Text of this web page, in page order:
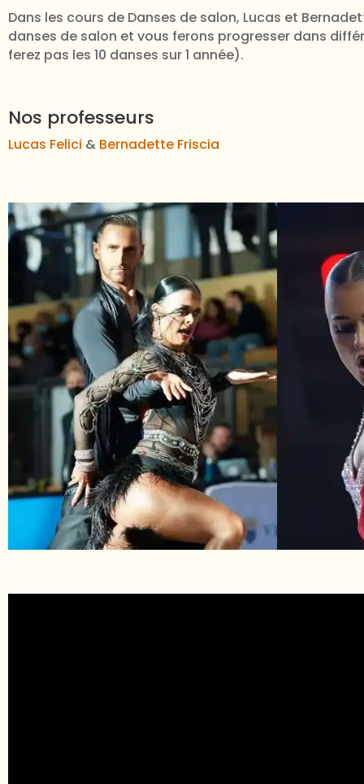
Dans les cours de Danses de salon, Lucas et
danses de salon et vous ferons progresser dans
ferez pas les 10 danses sur 1 année).
Nos professeurs
Lucas Felici & Bernadette Friscia